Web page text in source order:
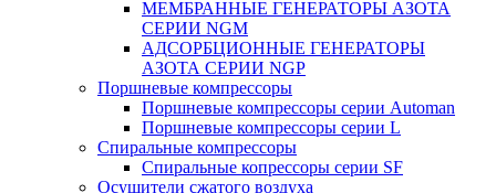
МЕМБРАННЫЕ ГЕНЕРАТОРЫ АЗОТА
СЕРИИ NGM
АДСОРБЦИОННЫЕ ГЕНЕРАТОРЫ
АЗОТА СЕРИИ NGP
Поршневые компрессоры
Поршневые компрессоры серии Automan
Поршневые компрессоры серии L
Спиральные компрессоры
Спиральные копрессоры серии SF
Осушители сжатого воздуха